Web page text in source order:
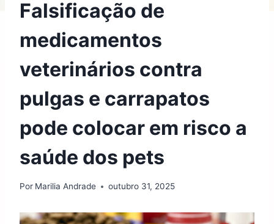
Falsificação de
medicamentos
veterinários contra
pulgas e carrapatos
pode colocar em risco a
saúde dos pets
Por Marilia Andrade outubro 31, 2025